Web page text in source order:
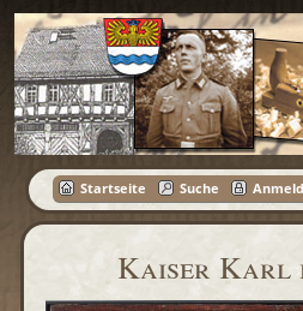
Startseite Suche
Kaiser Karl